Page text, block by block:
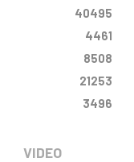
40495
4461
8508
21253
3496
VIDEO